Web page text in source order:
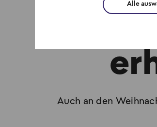
Auch an den
Alle